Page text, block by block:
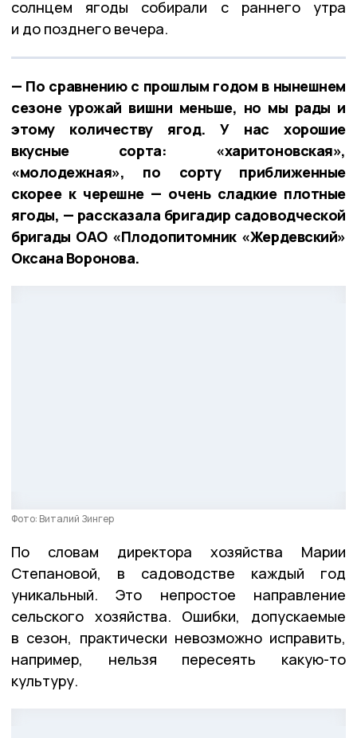
солнцем ягоды собирали с раннего утра
и до позднего вечера.
— По сравнению с прошлым годом в нынешнем
сезоне урожай вишни меньше, но мы рады и
этому количеству ягод. У нас хорошие
вкусные сорта: «харитоновская»,
«молодежная», по сорту приближенные
скорее к черешне — очень сладкие плотные
ягоды, — рассказала бригадир садоводческой
бригады ОАО «Плодопитомник «Жердевский»
Оксана Воронова.
Фото: Виталий Зингер
По словам директора хозяйства Марии
Степановой, в садоводстве каждый год
уникальный. Это непростое направление
сельского хозяйства. Ошибки, допускаемые
в сезон, практически невозможно исправить,
например, нельзя пересеять какую-то
культуру.